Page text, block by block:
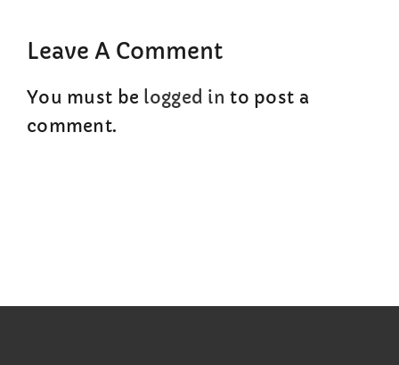
Leave A Comment
You must be logged in to post a
comment.